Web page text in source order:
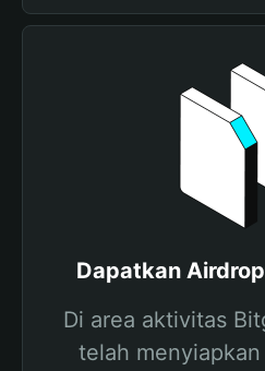
Dapatkan
Di area aktivitas
telah